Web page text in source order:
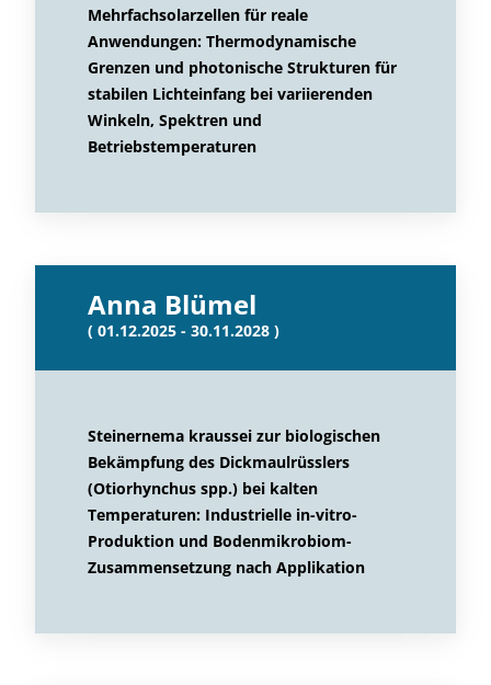
Mehrfachsolarzellen für reale
Anwendungen: Thermodynamische
Grenzen und photonische Strukturen für
stabilen Lichteinfang bei variierenden
Winkeln, Spektren und
Betriebstemperaturen
Anna Blümel
( 01.12.2025 - 30.11.2028 )
Steinernema kraussei zur biologischen
Bekämpfung des Dickmaulrüsslers
(Otiorhynchus spp.) bei kalten
Temperaturen: Industrielle in-vitro-
Produktion und Bodenmikrobiom-
Zusammensetzung nach Applikation